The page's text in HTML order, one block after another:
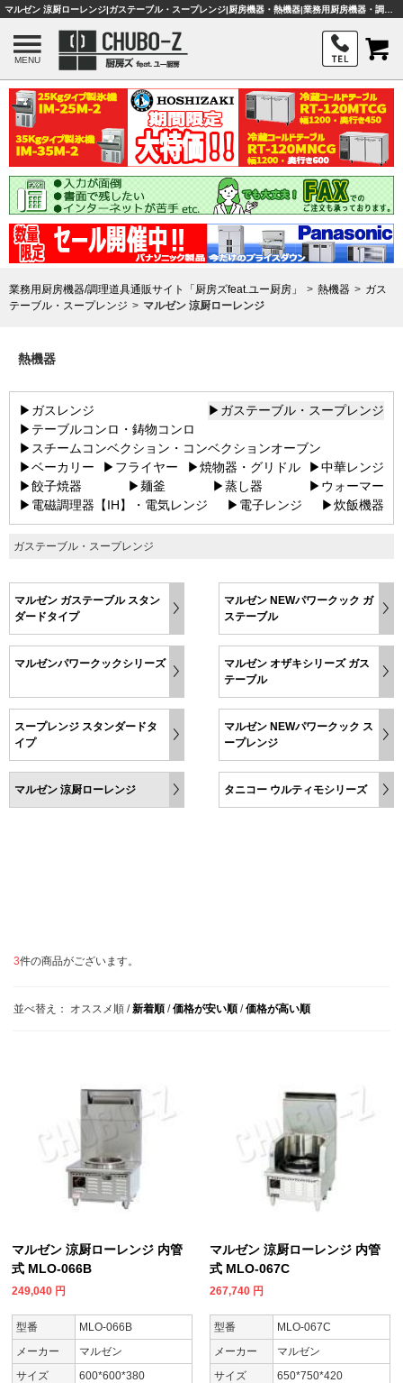
MENU
業務用厨房機器/調理道具通販サイト「厨房ズfeat.ユー厨房」 熱機器
ガス
テーブル・スープレンジ
マルゼン 涼厨ローレンジ
熱機器
▶ガスレンジ
▶ガステーブル・スープレンジ
▶テーブルコンロ・鋳物コンロ
▶スチームコンベクション・コンベクションオーブン
▶ベーカリー
▶フライヤー ▶焼物器・グリドル
▶中華レンジ
▶餃子焼器
▶麺釜 ▶蒸し器
▶ウォーマー
▶電磁調理器【IH】・電気レンジ
▶電子レンジ ▶炊飯機器
ガステーブル・スープレンジ
マルゼン ガステーブル スタン
ダードタイプ
マルゼン NEWパワークック ガ
ステーブル
マルゼンパワークックシリーズ
マルゼン オザキシリーズ ガス
テーブル
スープレンジ スタンダードタ
イプ
マルゼン NEWパワークック ス
ープレンジ
マルゼン 涼厨ローレンジ タニコー ウルティモシリーズ
3件の商品がございます。
並べ替え： オススメ順 /新着順 /価格が安い順 /価格が高い順
マルゼン 涼厨ローレンジ 内管
式 MLO-066B
249,040 円
型番
MLO-066B
メーカー
マルゼン
サイズ
600*600*380
マルゼン 涼厨ローレンジ 内管
式 MLO-067C
267,740 円
型番
MLO-067C
メーカー
マルゼン
サイズ
650*750*420